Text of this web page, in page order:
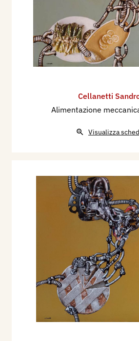
Cellanetti
Alimentazione
Visualizza